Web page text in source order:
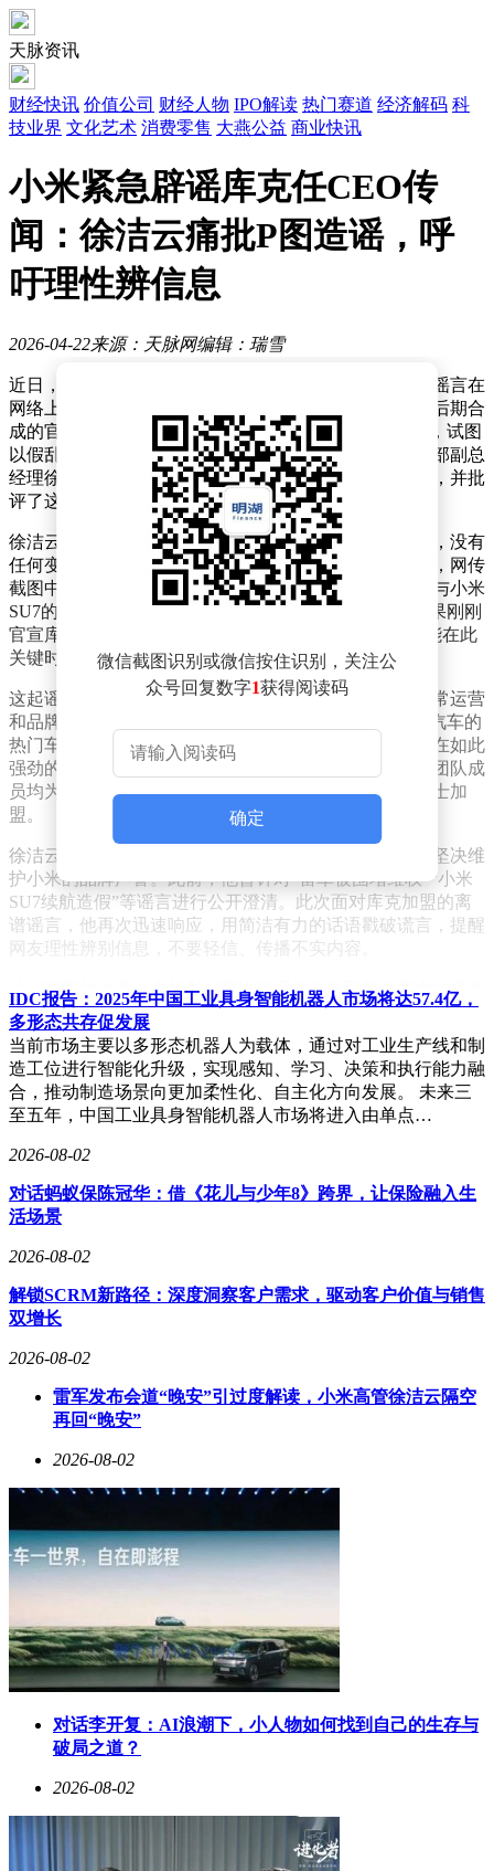
天脉资讯
财经快讯 价值公司 财经人物 IPO解读 热门赛道 经济解码 科
技业界 文化艺术 消费零售 大燕公益 商业快讯
小米紧急辟谣库克任CEO传
闻：徐洁云痛批P图造谣，呼
吁理性辨信息
2026-04-22来源：天脉网编辑：瑞雪
近日，一则关于“苹果前CEO库克出任小米汽车CEO”的谣言在
网络上迅速传播，引发广泛关注。该谣言不仅配有经过后期合
成的官宣截图，还附有库克与小米SU7汽车的拼接照片，试图
以假乱真。然而，小米集团董事长特别助理、战略市场部副总
经理徐洁云迅速发文辟谣，明确指出这一消息纯属虚构，并批
评了这种恶意P图造谣的行为。
徐洁云在辟谣声明中强调，小米汽车的管理层架构稳定，没有
任何变动，库克加盟小米的说法更是无稽之谈。他指出，网传
截图中的字体、排版与小米官方风格完全不符，且库克与小米
SU7的合影也是后期拼接而成，漏洞百出。事实上，苹果刚刚
官宣库克将于9月卸任CEO，转任执行董事长，他不可能在此
关键时刻跨界加盟小米汽车。
这起谣言的传播，不仅误导了公众，还对小米汽车的正常运营
和品牌声誉造成了不良影响。小米SU7作为国产新能源汽车的
热门车型，自上市以来销量火爆，订单量已突破15万。在如此
强劲的发展势头下，小米汽车的管理层架构稳定，核心团队成
员均为小米资深高管与行业精英，根本无需邀请外部人士加
盟。
徐洁云作为小米的核心高管，多次出面辟谣不实信息，坚决维
护小米的品牌声誉。此前，他曾针对“雷军被围堵维权”“小米
SU7续航造假”等谣言进行公开澄清。此次面对库克加盟的离
谱谣言，他再次迅速响应，用简洁有力的话语戳破谎言，提醒
网友理性辨别信息，不要轻信、传播不实内容。
这起谣言的传播，也折射出网络造谣的乱象和部分网友的猎奇
心理。苹果换帅和小米汽车火爆两大热点事件的叠加，让造谣
者有机可乘，通过P图制造噱头吸引流量。然而，此类谣言不
仅误导公众，还会干扰企业的正常运营，甚至引发资本市场的
波动。此前已有造谣者因恶意P图传播企业负面信息而被依法
追责，网络并非法外之地，造谣传谣需承担法律责任。
徐洁云辟谣后，谣言迅速降温，多数网友表示“一看就是P
对此，小米官方表示将保留追究造谣者法律责任的权利，以维
护品牌的合法权益。此次事件也提醒广大网友，面对网络信息
必以官方发布为准，切勿轻信、传播未经证实的P图谣言，共
同维护清朗的网络环境。
微信截图识别或微信按住识别，关注公
众号回复数字1获得阅读码
确定
IDC报告：2025年中国工业具身智能机器人市场将达57.4亿，
多形态共存促发展
当前市场主要以多形态机器人为载体，通过对工业生产线和制
造工位进行智能化升级，实现感知、学习、决策和执行能力融
合，推动制造场景向更加柔性化、自主化方向发展。 未来三
至五年，中国工业具身智能机器人市场将进入由单点…
2026-08-02
对话蚂蚁保陈冠华：借《花儿与少年8》跨界，让保险融入生
活场景
2026-08-02
解锁SCRM新路径：深度洞察客户需求，驱动客户价值与销售
双增长
2026-08-02
雷军发布会道“晚安”引过度解读，小米高管徐洁云隔空
再回“晚安”
2026-08-02
对话李开复：AI浪潮下，小人物如何找到自己的生存与
破局之道？
2026-08-02